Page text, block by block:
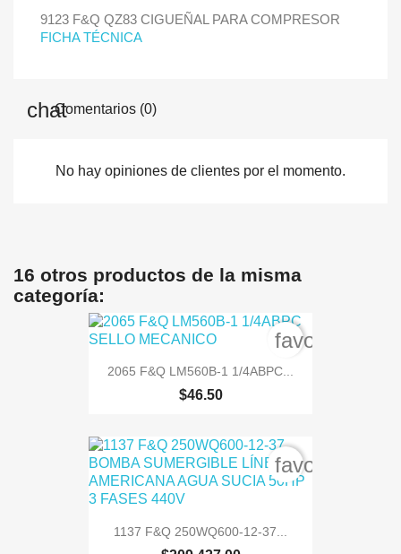
9123 F&Q QZ83 CIGUEÑAL PARA COMPRESOR
FICHA TÉCNICA
Comentarios (0)
No hay opiniones de clientes por el momento.
16 otros productos de la misma
categoría:
2065 F&Q LM560B-1 1/4ABPC...
$46.50
1137 F&Q 250WQ600-12-37...